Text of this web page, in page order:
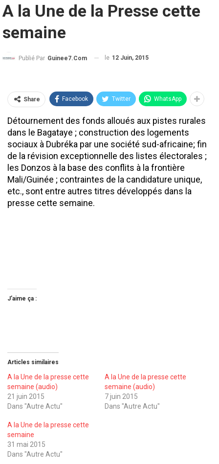
A la Une de la Presse cette
semaine
Publié Par Guinee7.com le 12 Juin, 2015
Share Facebook Twitter WhatsApp
Détournement des fonds alloués aux pistes rurales
dans le Bagataye ; construction des logements
sociaux à Dubréka par une société sud-africaine; fin
de la révision exceptionnelle des listes électorales ;
les Donzos à la base des conflits à la frontière
Mali/Guinée ; contraintes de la candidature unique,
etc., sont entre autres titres développés dans la
presse cette semaine.
J’aime ça :
Articles similaires
A la Une de la presse cette
semaine (audio)
21 juin 2015
Dans "Autre Actu"
A la Une de la presse cette
semaine (audio)
7 juin 2015
Dans "Autre Actu"
A la Une de la presse cette
semaine
31 mai 2015
Dans "Autre Actu"